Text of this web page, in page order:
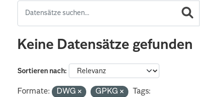
Keine Datensätze gefunden
Sortieren nach
Formate: DWG GPKG
Tags: